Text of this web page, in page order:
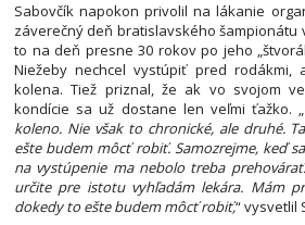
Sabovčík napokon privolil na lákanie
záverečný deň bratislavského šampionátu
to na deň presne 30 rokov po jeho
Niežeby nechcel vystúpiť pred
kolena. Tiež priznal, že ak vo svojom
kondície sa už dostane len veľmi ťažko. „
koleno. Nie však to chronické, ale druhé.
ešte budem môcť robiť. Samozrejme, keď
na vystúpenie ma nebolo treba
určite pre istotu vyhľadám lekára. Mám
dokedy to ešte budem môcť robiť,“ vysvetlil